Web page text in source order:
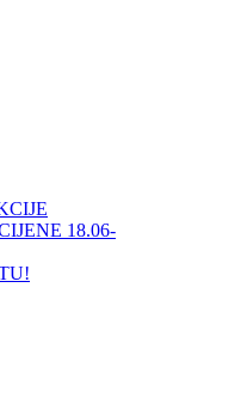
18.06-